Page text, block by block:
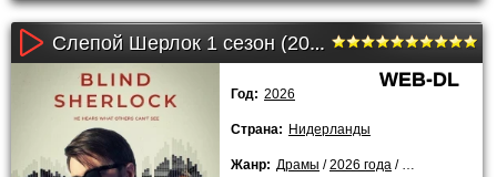
Слепой Шерлок 1 сезон (2026)
WEB-DL
Год: 2026
Страна: Нидерланды
Жанр: Драмы /2026 года / Сериалы